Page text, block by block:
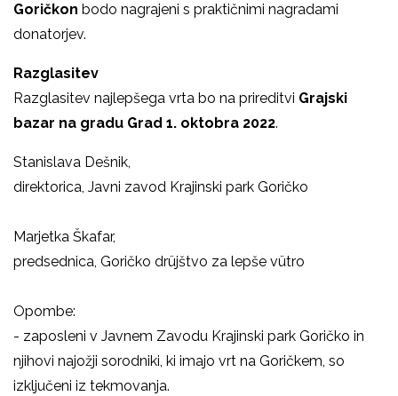
Goričkon bodo nagrajeni s praktičnimi nagradami
donatorjev.
Razglasitev
Razglasitev najlepšega vrta bo na prireditvi Grajski
bazar na gradu Grad 1. oktobra 2022.
Stanislava Dešnik,
direktorica, Javni zavod Krajinski park Goričko
Marjetka Škafar,
predsednica, Goričko drüjštvo za lepše vütro
Opombe:
- zaposleni v Javnem Zavodu Krajinski park Goričko in
njihovi najožji sorodniki, ki imajo vrt na Goričkem, so
izključeni iz tekmovanja.